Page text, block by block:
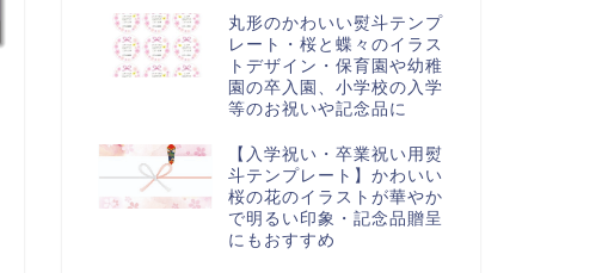
丸形のかわいい熨斗テンプ
レート・桜と蝶々のイラス
トデザイン・保育園や幼稚
園の卒入園、小学校の入学
等のお祝いや記念品に
【入学祝い・卒業祝い用熨
斗テンプレート】かわいい
桜の花のイラストが華やか
で明るい印象・記念品贈呈
にもおすすめ